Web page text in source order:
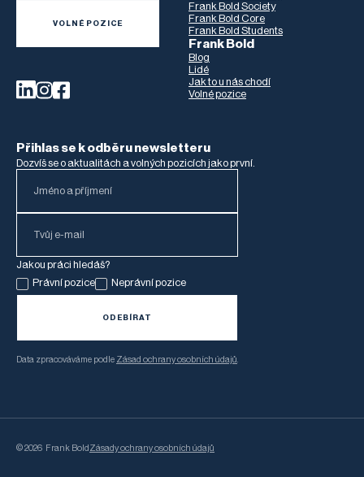
VOLNÉ POZICE
Frank Bold Society
Frank Bold Core
Frank Bold Students
Frank Bold
Blog
Lidé
Jak to u nás chodí
Volné pozice
Přihlas se k odběru newsletteru
Dozvíš se o aktualitách a volných pozicích jako první.
Jakou práci hledáš?
Právní pozice
Neprávní pozice
Data zpracováváme podle Zásad ochrany osobních údajů
©2026 Frank Bold Zásady ochrany osobních údajů